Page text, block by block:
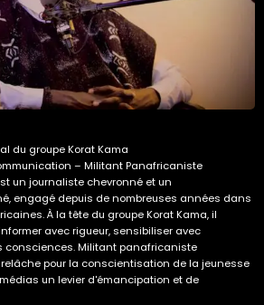
du groupe Korat Kama
– Militant Panafricaniste
un journaliste chevronné et un
engagé depuis de nombreuses années dans
À la tête du groupe Korat Kama, il
avec rigueur, sensibiliser avec
consciences. Militant panafricaniste
pour la conscientisation de la jeunesse
un levier d'émancipation et de